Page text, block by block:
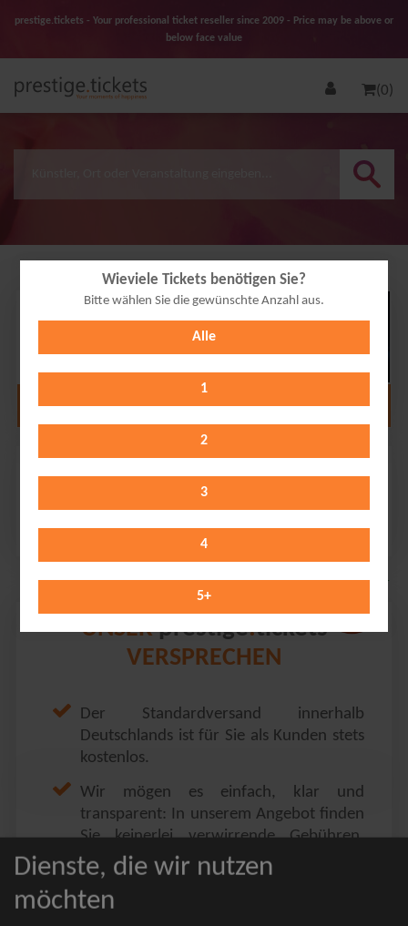
prestige.tickets - Your professional ticket reseller since 2009 - Price may be above or
below face value
(0)
Wieviele Tickets benötigen Sie?
Bitte wählen Sie die gewünschte Anzahl aus.
Alle
1
2
3
4
5+
18
Alle Termine anzeigen
Thursday 18.02.2027
UNSERprestige.tickets
VERSPRECHEN
Der Standardversand innerhalb
Deutschlands ist für Sie als Kunden stets
kostenlos.
Wir mögen es einfach, klar und
transparent: In unserem Angebot finden
Sie keinerlei verwirrende Gebühren,
Zusatzangebote oder ähnliches.
Sie erhalten ausschließlich
zusammenhängende Sitzplätze, welche
Dienste, die wir nutzen
möchten